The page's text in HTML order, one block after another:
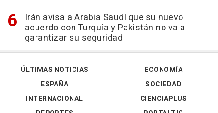
Irán avisa a Arabia Saudí que su nuevo
acuerdo con Turquía y Pakistán no va a
garantizar su seguridad
ÚLTIMAS NOTICIAS
ESPAÑA
INTERNACIONAL
ECONOMÍA
SOCIEDAD
CIENCIAPLUS